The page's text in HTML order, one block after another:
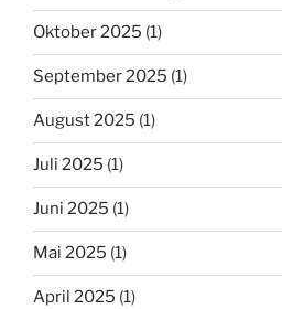
Oktober 2025 (1)
September 2025 (1)
August 2025 (1)
Juli 2025 (1)
Juni 2025 (1)
Mai 2025 (1)
April 2025 (1)